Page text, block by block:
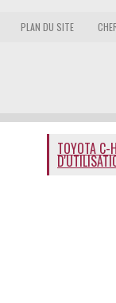
PLAN DU SITE
TOYOTA